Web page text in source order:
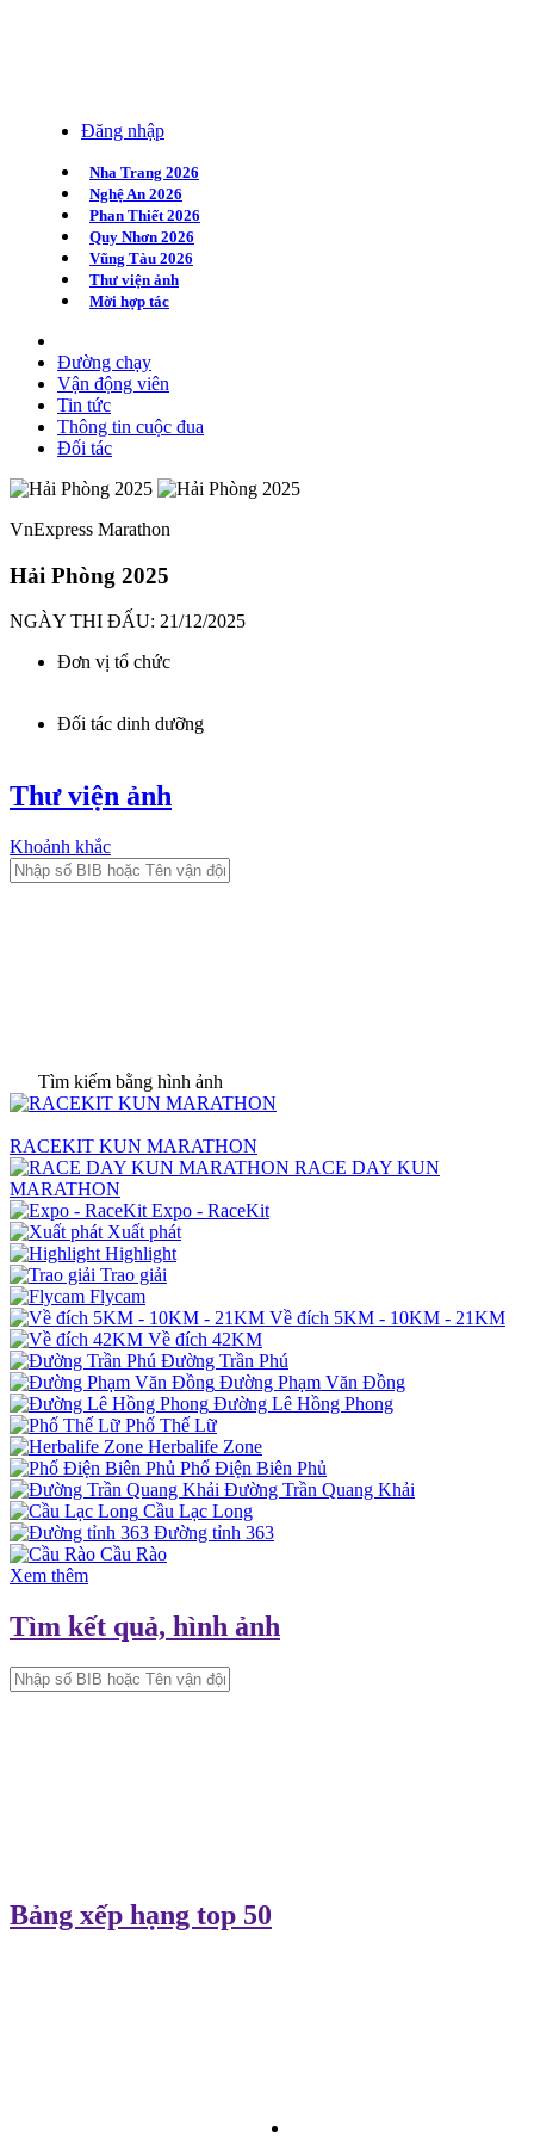
Đăng nhập
Nha Trang 2026
Nghệ An 2026
Phan Thiết 2026
Quy Nhơn 2026
Vũng Tàu 2026
Thư viện ảnh
Mời hợp tác
Đường chạy
Vận động viên
Tin tức
Thông tin cuộc đua
Đối tác
VnExpress Marathon
Hải Phòng 2025
NGÀY THI ĐẤU: 21/12/2025
Đơn vị tổ chức
Đối tác dinh dưỡng
Thư viện ảnh
Khoảnh khắc
Tìm kiếm bằng hình ảnh
RACEKIT KUN MARATHON
RACE DAY KUN
MARATHON
Expo - RaceKit
Xuất phát
Highlight
Trao giải
Flycam
Về đích 5KM - 10KM - 21KM
Về đích 42KM
Đường Trần Phú
Đường Phạm Văn Đồng
Đường Lê Hồng Phong
Phố Thế Lữ
Herbalife Zone
Phố Điện Biên Phủ
Đường Trần Quang Khải
Cầu Lạc Long
Đường tỉnh 363
Cầu Rào
Xem thêm
Tìm kết quả, hình ảnh
Bảng xếp hạng top 50